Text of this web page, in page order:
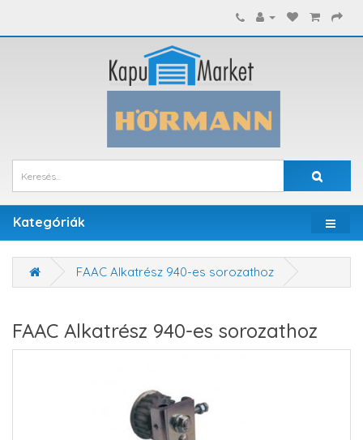
Kategóriák
FAAC Alkatrész 940-es sorozathoz
FAAC Alkatrész 940-es sorozathoz